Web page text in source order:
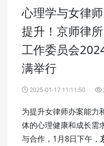
官方 咨询热线
心理学与女律
提升！京师律
工作委员会
满举行
2025-01-17 11:11:50
为提升女律师办案能力
体的心理健康和成长需
与合作，1月8日下午，